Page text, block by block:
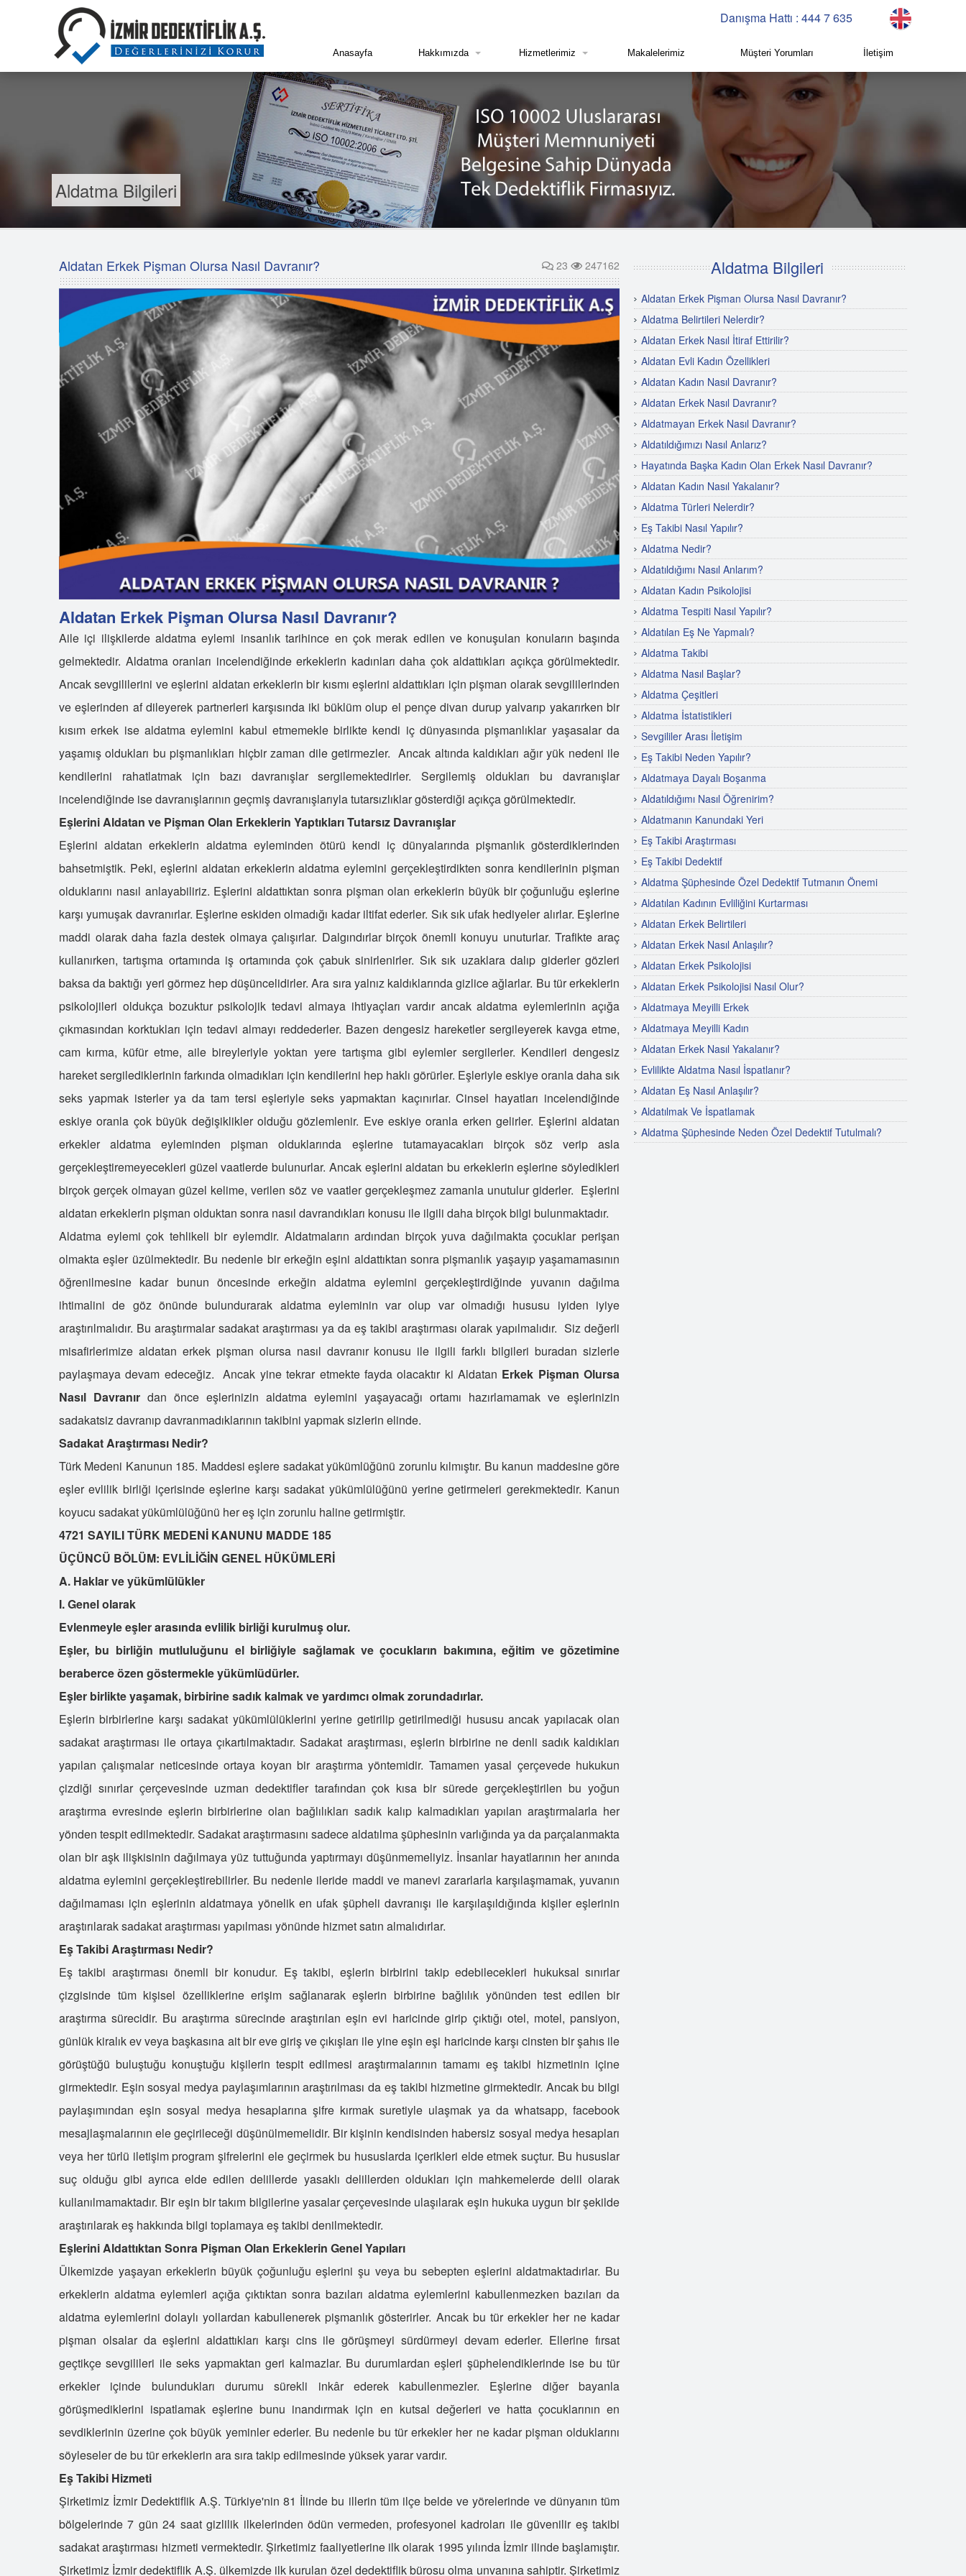
Anasayfa Hakkımızda Hizmetlerimiz Makalelerimiz Müşteri Yorumları İletişim
Danışma Hattı : 444 7 635
Aldatma Bilgileri
Aldatan Erkek Pişman Olursa Nasıl Davranır? 23 247162
Aldatan Erkek Pişman Olursa Nasıl Davranır?
Aile içi ilişkilerde aldatma eylemi insanlık tarihince en çok merak edilen ve konuşulan konuların başında
gelmektedir. Aldatma oranları incelendiğinde erkeklerin kadınları daha çok aldattıkları açıkça görülmektedir.
Ancak sevgililerini ve eşlerini aldatan erkeklerin bir kısmı eşlerini aldattıkları için pişman olarak sevgililerinden
ve eşlerinden af dileyerek partnerleri karşısında iki büklüm olup el pençe divan durup yalvarıp yakarırken bir
kısım erkek ise aldatma eylemini kabul etmemekle birlikte kendi iç dünyasında pişmanlıklar yaşasalar da
yaşamış oldukları bu pişmanlıkları hiçbir zaman dile getirmezler. Ancak altında kaldıkları ağır yük nedeni ile
kendilerini rahatlatmak için bazı davranışlar sergilemektedirler. Sergilemiş oldukları bu davranışlar
incelendiğinde ise davranışlarının geçmiş davranışlarıyla tutarsızlıklar gösterdiği açıkça görülmektedir.
Eşlerini Aldatan ve Pişman Olan Erkeklerin Yaptıkları Tutarsız Davranışlar
Eşlerini aldatan erkeklerin aldatma eyleminden ötürü kendi iç dünyalarında pişmanlık gösterdiklerinden
bahsetmiştik. Peki, eşlerini aldatan erkeklerin aldatma eylemini gerçekleştirdikten sonra kendilerinin pişman
olduklarını nasıl anlayabiliriz. Eşlerini aldattıktan sonra pişman olan erkeklerin büyük bir çoğunluğu eşlerine
karşı yumuşak davranırlar. Eşlerine eskiden olmadığı kadar iltifat ederler. Sık sık ufak hediyeler alırlar. Eşlerine
maddi olarak daha fazla destek olmaya çalışırlar. Dalgındırlar birçok önemli konuyu unuturlar. Trafikte araç
kullanırken, tartışma ortamında iş ortamında çok çabuk sinirlenirler. Sık sık uzaklara dalıp giderler gözleri
baksa da baktığı yeri görmez hep düşüncelidirler. Ara sıra yalnız kaldıklarında gizlice ağlarlar. Bu tür erkeklerin
psikolojileri oldukça bozuktur psikolojik tedavi almaya ihtiyaçları vardır ancak aldatma eylemlerinin açığa
çıkmasından korktukları için tedavi almayı reddederler. Bazen dengesiz hareketler sergileyerek kavga etme,
cam kırma, küfür etme, aile bireyleriyle yoktan yere tartışma gibi eylemler sergilerler. Kendileri dengesiz
hareket sergilediklerinin farkında olmadıkları için kendilerini hep haklı görürler. Eşleriyle eskiye oranla daha sık
seks yapmak isterler ya da tam tersi eşleriyle seks yapmaktan kaçınırlar. Cinsel hayatları incelendiğinde
eskiye oranla çok büyük değişiklikler olduğu gözlemlenir. Eve eskiye oranla erken gelirler. Eşlerini aldatan
erkekler aldatma eyleminden pişman olduklarında eşlerine tutamayacakları birçok söz verip asla
gerçekleştiremeyecekleri güzel vaatlerde bulunurlar. Ancak eşlerini aldatan bu erkeklerin eşlerine söyledikleri
birçok gerçek olmayan güzel kelime, verilen söz ve vaatler gerçekleşmez zamanla unutulur giderler. Eşlerini
aldatan erkeklerin pişman olduktan sonra nasıl davrandıkları konusu ile ilgili daha birçok bilgi bulunmaktadır.
Aldatma eylemi çok tehlikeli bir eylemdir. Aldatmaların ardından birçok yuva dağılmakta çocuklar perişan
olmakta eşler üzülmektedir. Bu nedenle bir erkeğin eşini aldattıktan sonra pişmanlık yaşayıp yaşamamasının
öğrenilmesine kadar bunun öncesinde erkeğin aldatma eylemini gerçekleştirdiğinde yuvanın dağılma
ihtimalini de göz önünde bulundurarak aldatma eyleminin var olup var olmadığı hususu iyiden iyiye
araştırılmalıdır. Bu araştırmalar sadakat araştırması ya da eş takibi araştırması olarak yapılmalıdır. Siz değerli
misafirlerimize aldatan erkek pişman olursa nasıl davranır konusu ile ilgili farklı bilgileri buradan sizlerle
paylaşmaya devam edeceğiz. Ancak yine tekrar etmekte fayda olacaktır ki Aldatan Erkek Pişman Olursa
Nasıl Davranır dan önce eşlerinizin aldatma eylemini yaşayacağı ortamı hazırlamamak ve eşlerinizin
sadakatsiz davranıp davranmadıklarının takibini yapmak sizlerin elinde.
Sadakat Araştırması Nedir?
Türk Medeni Kanunun 185. Maddesi eşlere sadakat yükümlüğünü zorunlu kılmıştır. Bu kanun maddesine göre
eşler evlilik birliği içerisinde eşlerine karşı sadakat yükümlülüğünü yerine getirmeleri gerekmektedir. Kanun
koyucu sadakat yükümlülüğünü her eş için zorunlu haline getirmiştir.
4721 SAYILI TÜRK MEDENİ KANUNU MADDE 185
ÜÇÜNCÜ BÖLÜM: EVLİLİĞİN GENEL HÜKÜMLERİ
A. Haklar ve yükümlülükler
I. Genel olarak
Evlenmeyle eşler arasında evlilik birliği kurulmuş olur.
Eşler, bu birliğin mutluluğunu el birliğiyle sağlamak ve çocukların bakımına, eğitim ve gözetimine
beraberce özen göstermekle yükümlüdürler.
Eşler birlikte yaşamak, birbirine sadık kalmak ve yardımcı olmak zorundadırlar.
Eşlerin birbirlerine karşı sadakat yükümlülüklerini yerine getirilip getirilmediği hususu ancak yapılacak olan
sadakat araştırması ile ortaya çıkartılmaktadır. Sadakat araştırması, eşlerin birbirine ne denli sadık kaldıkları
yapılan çalışmalar neticesinde ortaya koyan bir araştırma yöntemidir. Tamamen yasal çerçevede hukukun
çizdiği sınırlar çerçevesinde uzman dedektifler tarafından çok kısa bir sürede gerçekleştirilen bu yoğun
araştırma evresinde eşlerin birbirlerine olan bağlılıkları sadık kalıp kalmadıkları yapılan araştırmalarla her
yönden tespit edilmektedir. Sadakat araştırmasını sadece aldatılma şüphesinin varlığında ya da parçalanmakta
olan bir aşk ilişkisinin dağılmaya yüz tuttuğunda yaptırmayı düşünmemeliyiz. İnsanlar hayatlarının her anında
aldatma eylemini gerçekleştirebilirler. Bu nedenle ileride maddi ve manevi zararlarla karşılaşmamak, yuvanın
dağılmaması için eşlerinin aldatmaya yönelik en ufak şüpheli davranışı ile karşılaşıldığında kişiler eşlerinin
araştırılarak sadakat araştırması yapılması yönünde hizmet satın almalıdırlar.
Eş Takibi Araştırması Nedir?
Eş takibi araştırması önemli bir konudur. Eş takibi, eşlerin birbirini takip edebilecekleri hukuksal sınırlar
çizgisinde tüm kişisel özelliklerine erişim sağlanarak eşlerin birbirine bağlılık yönünden test edilen bir
araştırma sürecidir. Bu araştırma sürecinde araştırılan eşin evi haricinde girip çıktığı otel, motel, pansiyon,
günlük kiralık ev veya başkasına ait bir eve giriş ve çıkışları ile yine eşin eşi haricinde karşı cinsten bir şahıs ile
görüştüğü buluştuğu konuştuğu kişilerin tespit edilmesi araştırmalarının tamamı eş takibi hizmetinin içine
girmektedir. Eşin sosyal medya paylaşımlarının araştırılması da eş takibi hizmetine girmektedir. Ancak bu bilgi
paylaşımından eşin sosyal medya hesaplarına şifre kırmak suretiyle ulaşmak ya da whatsapp, facebook
mesajlaşmalarının ele geçirileceği düşünülmemelidir. Bir kişinin kendisinden habersiz sosyal medya hesapları
veya her türlü iletişim program şifrelerini ele geçirmek bu hususlarda içerikleri elde etmek suçtur. Bu hususlar
suç olduğu gibi ayrıca elde edilen delillerde yasaklı delillerden oldukları için mahkemelerde delil olarak
kullanılmamaktadır. Bir eşin bir takım bilgilerine yasalar çerçevesinde ulaşılarak eşin hukuka uygun bir şekilde
araştırılarak eş hakkında bilgi toplamaya eş takibi denilmektedir.
Eşlerini Aldattıktan Sonra Pişman Olan Erkeklerin Genel Yapıları
Ülkemizde yaşayan erkeklerin büyük çoğunluğu eşlerini şu veya bu sebepten eşlerini aldatmaktadırlar. Bu
erkeklerin aldatma eylemleri açığa çıktıktan sonra bazıları aldatma eylemlerini kabullenmezken bazıları da
aldatma eylemlerini dolaylı yollardan kabullenerek pişmanlık gösterirler. Ancak bu tür erkekler her ne kadar
pişman olsalar da eşlerini aldattıkları karşı cins ile görüşmeyi sürdürmeyi devam ederler. Ellerine fırsat
geçtikçe sevgilileri ile seks yapmaktan geri kalmazlar. Bu durumlardan eşleri şüphelendiklerinde ise bu tür
erkekler içinde bulundukları durumu sürekli inkâr ederek kabullenmezler. Eşlerine diğer bayanla
görüşmediklerini ispatlamak eşlerine bunu inandırmak için en kutsal değerleri ve hatta çocuklarının en
sevdiklerinin üzerine çok büyük yeminler ederler. Bu nedenle bu tür erkekler her ne kadar pişman olduklarını
söyleseler de bu tür erkeklerin ara sıra takip edilmesinde yüksek yarar vardır.
Eş Takibi Hizmeti
Şirketimiz İzmir Dedektiflik A.Ş. Türkiye'nin 81 İlinde bu illerin tüm ilçe belde ve yörelerinde ve dünyanın tüm
bölgelerinde 7 gün 24 saat gizlilik ilkelerinden ödün vermeden, profesyonel kadroları ile güvenilir eş takibi
sadakat araştırması hizmeti vermektedir. Şirketimiz faaliyetlerine ilk olarak 1995 yılında İzmir ilinde başlamıştır.
Şirketimiz İzmir dedektiflik A.Ş. ülkemizde ilk kurulan özel dedektiflik bürosu olma unvanına sahiptir. Şirketimiz
Aldatma Bilgileri
Aldatan Erkek Pişman Olursa Nasıl Davranır?
Aldatma Belirtileri Nelerdir?
Aldatan Erkek Nasıl İtiraf Ettirilir?
Aldatan Evli Kadın Özellikleri
Aldatan Kadın Nasıl Davranır?
Aldatan Erkek Nasıl Davranır?
Aldatmayan Erkek Nasıl Davranır?
Aldatıldığımızı Nasıl Anlarız?
Hayatında Başka Kadın Olan Erkek Nasıl Davranır?
Aldatan Kadın Nasıl Yakalanır?
Aldatma Türleri Nelerdir?
Eş Takibi Nasıl Yapılır?
Aldatma Nedir?
Aldatıldığımı Nasıl Anlarım?
Aldatan Kadın Psikolojisi
Aldatma Tespiti Nasıl Yapılır?
Aldatılan Eş Ne Yapmalı?
Aldatma Takibi
Aldatma Nasıl Başlar?
Aldatma Çeşitleri
Aldatma İstatistikleri
Sevgililer Arası İletişim
Eş Takibi Neden Yapılır?
Aldatmaya Dayalı Boşanma
Aldatıldığımı Nasıl Öğrenirim?
Aldatmanın Kanundaki Yeri
Eş Takibi Araştırması
Eş Takibi Dedektif
Aldatma Şüphesinde Özel Dedektif Tutmanın Önemi
Aldatılan Kadının Evliliğini Kurtarması
Aldatan Erkek Belirtileri
Aldatan Erkek Nasıl Anlaşılır?
Aldatan Erkek Psikolojisi
Aldatan Erkek Psikolojisi Nasıl Olur?
Aldatmaya Meyilli Erkek
Aldatmaya Meyilli Kadın
Aldatan Erkek Nasıl Yakalanır?
Evlilikte Aldatma Nasıl İspatlanır?
Aldatan Eş Nasıl Anlaşılır?
Aldatılmak Ve İspatlamak
Aldatma Şüphesinde Neden Özel Dedektif Tutulmalı?